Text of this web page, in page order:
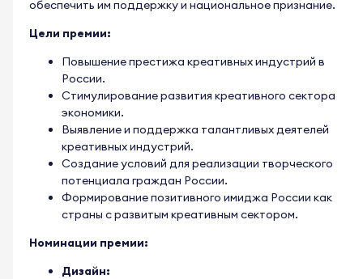
обеспечить им поддержку и национальное признание.
Цели премии:
Повышение престижа креативных индустрий в
России.
Стимулирование развития креативного сектора
экономики.
Выявление и поддержка талантливых деятелей
креативных индустрий.
Создание условий для реализации творческого
потенциала граждан России.
Формирование позитивного имиджа России как
страны с развитым креативным сектором.
Номинации премии:
Дизайн: